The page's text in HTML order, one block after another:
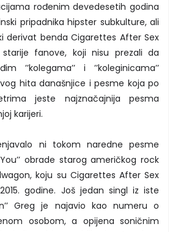
rođenim devedesetih godina
pripadnika hipster subkulture, ali
derivat benda Cigarettes After Sex
fanove, koji nisu prezali da
’’kolegama’’ i ’’koleginicama’’
hita današnjice i pesme koja po
jeste najznačajnija pesma
karijeri.
ni tokom naredne pesme
You’’ obrade starog američkog rock
koju su Cigarettes After Sex
godine. Još jedan singl iz iste
Greg je najavio kao numeru o
osobom, a opijena soničnim